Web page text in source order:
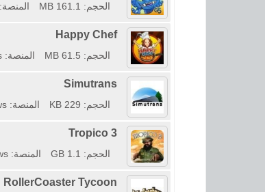
الحجم: 161.1 MB المنصة: Windows
Happy Chef
الحجم: 61.5 MB المنصة: Windows
Simutrans
الحجم: 229 KB المنصة: Windows
Tropico 3
الحجم: 1.1 GB المنصة: Windows
RollerCoaster Tycoon